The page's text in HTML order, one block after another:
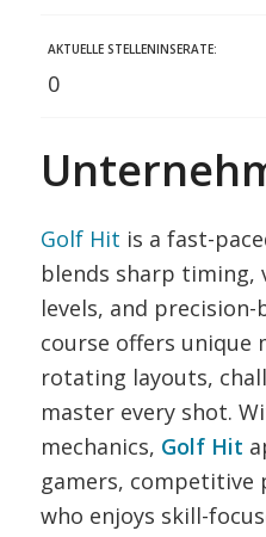
AKTUELLE STELLENINSERATE:
0
Golf Hit is a fast-
blends sharp
levels, and precision-
course offers unique
rotating layouts,
master every shot.
mechanics, Golf Hit
gamers, competitive
who enjoys skill-